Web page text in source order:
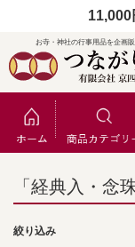
お寺・神社の行事用品を企画
「経典入・念
絞り込み